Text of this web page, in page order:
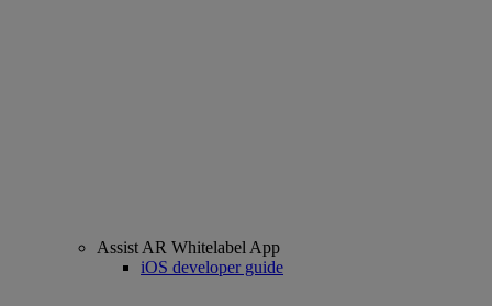
Assist AR Whitelabel App
iOS developer guide